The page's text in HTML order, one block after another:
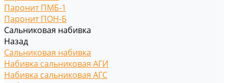
Паронит ПМБ-1
Паронит ПОН-Б
Сальниковая набивка
Назад
Сальниковая набивка
Набивка сальниковая АГИ
Набивка сальниковая АГС